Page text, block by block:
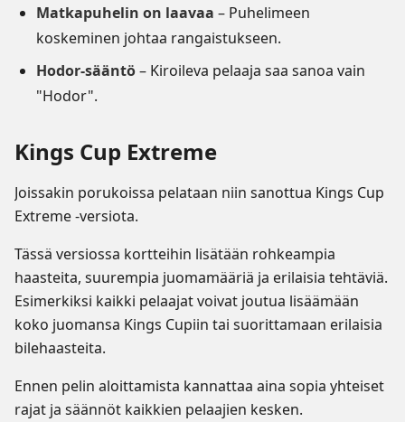
Matkapuhelin on laavaa – Puhelimeen
koskeminen johtaa rangaistukseen.
Hodor-sääntö– Kiroileva pelaaja saa sanoa vain
"Hodor".
Kings Cup Extreme
Joissakin porukoissa pelataan niin sanottua Kings Cup
Extreme -versiota.
Tässä versiossa kortteihin lisätään rohkeampia
haasteita, suurempia juomamääriä ja erilaisia tehtäviä.
Esimerkiksi kaikki pelaajat voivat joutua lisäämään
koko juomansa Kings Cupiin tai suorittamaan erilaisia
bilehaasteita.
Ennen pelin aloittamista kannattaa aina sopia yhteiset
rajat ja säännöt kaikkien pelaajien kesken.